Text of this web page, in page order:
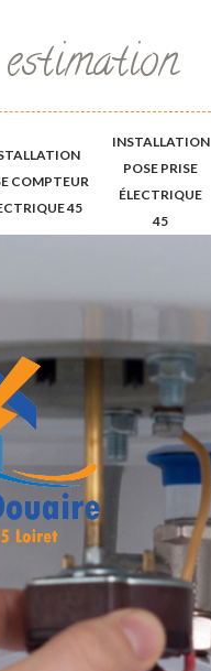
COMPTEUR
45
INSTALLATION
POSE PRISE
ÉLECTRIQUE
45